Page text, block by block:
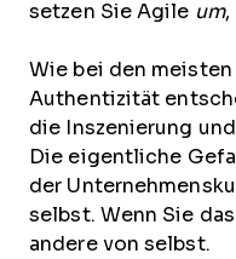
setzen Sie Agile um,
Wie bei den
Authentizität
die Inszenierung
Die eigentliche
der
selbst. Wenn Sie
andere von selbst.